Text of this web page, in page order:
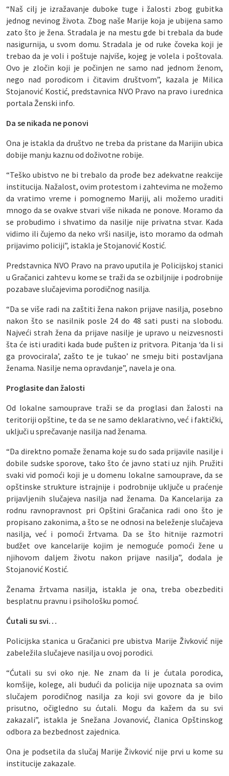
“Naš cilj je izražavanje duboke tuge i žalosti zbog gubitka
jednog nevinog života. Zbog naše Marije koja je ubijena samo
zato što je žena. Stradala je na mestu gde bi trebala da bude
nasigurnija, u svom domu. Stradala je od ruke čoveka koji je
trebao da je voli i poštuje najviše, kojeg je volela i poštovala.
Ovo je zločin koji je počinjen ne samo nad jednom ženom,
nego nad porodicom i čitavim društvom”, kazala je Milica
Stojanović Kostić, predstavnica NVO Pravo na pravo i urednica
portala Ženski info.
Da se nikada ne ponovi
Ona je istakla da društvo ne treba da pristane da Marijin ubica
dobije manju kaznu od doživotne robije.
“Teško ubistvo ne bi trebalo da prođe bez adekvatne reakcije
institucija. Nažalost, ovim protestom i zahtevima ne možemo
da vratimo vreme i pomognemo Mariji, ali možemo uraditi
mnogo da se ovakve stvari više nikada ne ponove. Moramo da
se probudimo i shvatimo da nasilje nije privatna stvar. Kada
vidimo ili čujemo da neko vrši nasilje, isto moramo da odmah
prijavimo policiji”, istakla je Stojanović Kostić.
Predstavnica NVO Pravo na pravo uputila je Policijskoj stanici
u Gračanici zahtev u kome se traži da se ozbiljnije i podrobnije
pozabave slučajevima porodičnog nasilja.
“Da se više radi na zaštiti žena nakon prijave nasilja, posebno
nakon što se nasilnik posle 24 do 48 sati pusti na slobodu.
Najveći strah žena da prijave nasilje je upravo u neizvesnosti
šta će isti uraditi kada bude pušten iz pritvora. Pitanja ‘da li si
ga provocirala’, zašto te je tukao’ ne smeju biti postavljana
ženama. Nasilje nema opravdanje”, navela je ona.
Proglasite dan žalosti
Od lokalne samouprave traži se da proglasi dan žalosti na
teritoriji opštine, te da se ne samo deklarativno, već i faktički,
uključi u sprečavanje nasilja nad ženama.
“Da direktno pomaže ženama koje su do sada prijavile nasilje i
dobile sudske sporove, tako što će javno stati uz njih. Pružiti
svaki vid pomoći koji je u domenu lokalne samouprave, da se
opštinske strukture istrajnije i podrobnije uključe u praćenje
prijavljenih slučajeva nasilja nad ženama. Da Kancelarija za
rodnu ravnopravnost pri Opštini Gračanica radi ono što je
propisano zakonima, a što se ne odnosi na beleženje slučajeva
nasilja, već i pomoći žrtvama. Da se što hitnije razmotri
budžet ove kancelarije kojim je nemoguće pomoći žene u
njihovom daljem životu nakon prijave nasilja”, dodala je
Stojanović Kostić.
Ženama žrtvama nasilja, istakla je ona, treba obezbediti
besplatnu pravnu i psihološku pomoć.
Ćutali su svi…
Policijska stanica u Gračanici pre ubistva Marije Živković nije
zabeležila slučajeve nasilja u ovoj porodici.
“Ćutali su svi oko nje. Ne znam da li je ćutala porodica,
komšije, kolege, ali budući da policija nije upoznata sa ovim
slučajem porodičnog nasilja za koji svi govore da je bilo
prisutno, očigledno su ćutali. Mogu da kažem da su svi
zakazali”, istakla je Snežana Jovanović, članica Opštinskog
odbora za bezbednost zajednica.
Ona je podsetila da slučaj Marije Živković nije prvi u kome su
institucije zakazale.